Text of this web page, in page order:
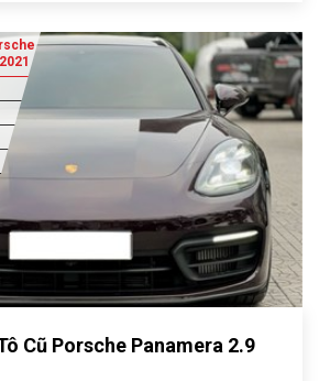
Cũ Porsche Panamera 2.9